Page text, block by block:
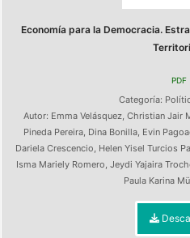
Economía para la Democracia.
PDF
Categoría:
Autor: Emma Velásquez, Christian Jair
Pineda Pereira, Dina Bonilla, Evin
Dariela Crescencio, Helen Yisel Turcios
Isma Mariely Romero, Jeydi Yajaira
Paula Karina